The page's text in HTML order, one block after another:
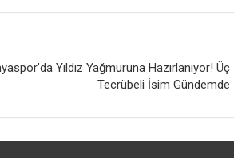
Yıldız Yağmuruna Hazırlanıyor! Üç
Tecrübeli İsim Gündemde